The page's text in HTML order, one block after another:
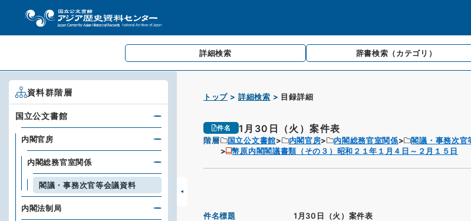
詳細検索 辞書検索 （カテゴリ）
トップ 詳細検索 目録詳細
件名 1月30日（火）案件表
階層 国立公文書館 内閣官房 内閣総務官室関係
閣議・事務次官
幣原内閣閣議書類（その３）昭和２１年１月４日～２月１５日
件名標題 1月30日（火）案件表
資料群階層
国立公文書館
内閣官房
内閣総務官室関係
閣議・事務次官等会議資料
内閣法制局